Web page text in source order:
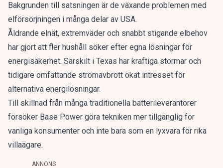
Bakgrunden till satsningen är de växande problemen med
elförsörjningen i många delar av USA.
Åldrande elnät, extremväder och snabbt stigande elbehov
har gjort att fler hushåll söker efter egna lösningar för
energisäkerhet. Särskilt i Texas har kraftiga stormar och
tidigare omfattande strömavbrott ökat intresset för
alternativa energilösningar.
Till skillnad från många traditionella batterileverantörer
försöker Base Power göra tekniken mer tillgänglig för
vanliga konsumenter och inte bara som en lyxvara för rika
villaägare.
ANNONS